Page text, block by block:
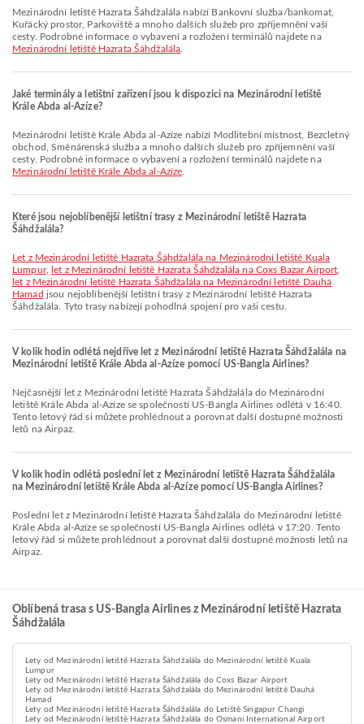
Mezinárodní letiště Hazrata Šáhdžalála nabízí Bankovní služba/bankomat,
Kuřácký prostor, Parkoviště a mnoho dalších služeb pro zpříjemnění vaší
cesty. Podrobné informace o vybavení a rozložení terminálů najdete na
Mezinárodní letiště Hazrata Šáhdžalála
Jaké terminály a letištní zařízení jsou k dispozici na Mezinárodní letiště
Krále Abda al-Azíze?
Mezinárodní letiště Krále Abda al-Azíze nabízí Modlitební místnost, Bezcletný
obchod, Směnárenská služba a mnoho dalších služeb pro zpříjemnění vaší
cesty. Podrobné informace o vybavení a rozložení terminálů najdete na
Mezinárodní letiště Krále Abda al-Azíze
Které jsou nejoblíbenější letištní trasy z Mezinárodní letiště Hazrata
Šáhdžalála?
let z Mezinárodní letiště Hazrata Šáhdžalála na Mezinárodní letiště Kuala
Lumpur, let z Mezinárodní letiště Hazrata Šáhdžalála na Coxs Bazar Airport
let z Mezinárodní letiště Hazrata Šáhdžalála na Mezinárodní letiště Dauhá
Hamad jsou nejoblíbenější letištní trasy z Mezinárodní letiště Hazrata
Šáhdžalála. Tyto trasy nabízejí pohodlná spojení pro vaši cestu.
V kolik hodin odlétá nejdříve let z Mezinárodní letiště Hazrata Šáhdžalála na
Mezinárodní letiště Krále Abda al-Azíze pomocí US-Bangla Airlines?
Nejčasnější let z Mezinárodní letiště Hazrata Šáhdžalála do Mezinárodní
letiště Krále Abda al-Azíze se společností US-Bangla Airlines odlétá v 16:40.
Tento letový řád si můžete prohlédnout a porovnat další dostupné možnosti
letů na Airpaz.
V kolik hodin odlétá poslední let z Mezinárodní letiště Hazrata Šáhdžalála
na Mezinárodní letiště Krále Abda al-Azíze pomocí US-Bangla Airlines?
Poslední let z Mezinárodní letiště Hazrata Šáhdžalála do Mezinárodní letiště
Krále Abda al-Azíze se společností US-Bangla Airlines odlétá v 17:20. Tento
letový řád si můžete prohlédnout a porovnat další dostupné možnosti letů na
Airpaz.
Oblíbená trasa s US-Bangla Airlines z Mezinárodní letiště Hazrata
Šáhdžalála
Lety od Mezinárodní letiště Hazrata Šáhdžalála do Mezinárodní letiště Kuala
Lumpur
Lety od Mezinárodní letiště Hazrata Šáhdžalála do Coxs Bazar Airport
Lety od Mezinárodní letiště Hazrata Šáhdžalála do Mezinárodní letiště Dauhá
Hamad
Lety od Mezinárodní letiště Hazrata Šáhdžalála do Letiště Singapur Changi
Lety od Mezinárodní letiště Hazrata Šáhdžalála do Osmani International Airport